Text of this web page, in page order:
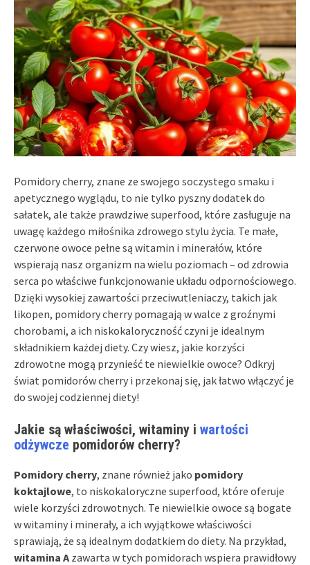
Pomidory cherry, znane ze swojego soczystego smaku i
apetycznego wyglądu, to nie tylko pyszny dodatek do
sałatek, ale także prawdziwe superfood, które zasługuje na
uwagę każdego miłośnika zdrowego stylu życia. Te małe,
czerwone owoce pełne są witamin i minerałów, które
wspierają nasz organizm na wielu poziomach – od zdrowia
serca po właściwe funkcjonowanie układu odpornościowego.
Dzięki wysokiej zawartości przeciwutleniaczy, takich jak
likopen, pomidory cherry pomagają w walce z groźnymi
chorobami, a ich niskokaloryczność czyni je idealnym
składnikiem każdej diety. Czy wiesz, jakie korzyści
zdrowotne mogą przynieść te niewielkie owoce? Odkryj
świat pomidorów cherry i przekonaj się, jak łatwo włączyć je
do swojej codziennej diety!
Jakie są właściwości, witaminy i wartości
odżywcze pomidorów cherry?
Pomidory cherry, znane również jako pomidory
koktajlowe, to niskokaloryczne superfood, które oferuje
wiele korzyści zdrowotnych. Te niewielkie owoce są bogate
w witaminy i minerały, a ich wyjątkowe właściwości
sprawiają, że są idealnym dodatkiem do diety. Na przykład,
witamina A zawarta w tych pomidorach wspiera prawidłowy